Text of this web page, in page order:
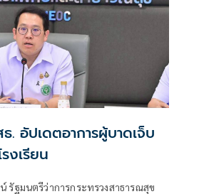
. อัปเดตอาการผู้บาดเจ็บ
งเรียน
ฐมนตรีว่าการกระทรวงสาธารณสุข